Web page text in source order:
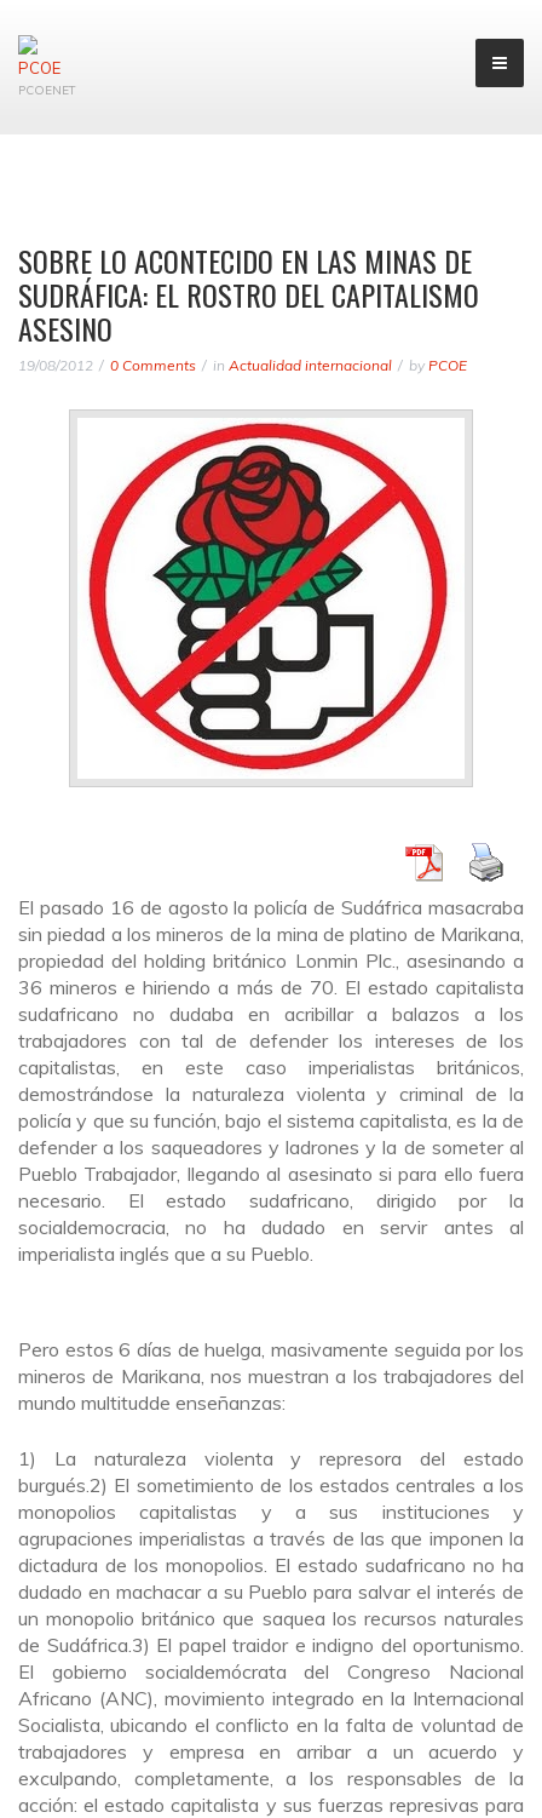
PCOENET
SOBRE LO ACONTECIDO EN LAS MINAS DE
SUDRÁFICA: EL ROSTRO DEL CAPITALISMO
ASESINO
19/08/2012 0 Comments in Actualidad internacional by PCOE
El pasado 16 de agosto la policía de Sudáfrica masacraba
sin piedad a los mineros de la mina de platino de Marikana,
propiedad del holding británico Lonmin Plc., asesinando a
36 mineros e hiriendo a más de 70. El estado capitalista
sudafricano no dudaba en acribillar a balazos a los
trabajadores con tal de defender los intereses de los
capitalistas, en este caso imperialistas británicos,
demostrándose la naturaleza violenta y criminal de la
policía y que su función, bajo el sistema capitalista, es la de
defender a los saqueadores y ladrones y la de someter al
Pueblo Trabajador, llegando al asesinato si para ello fuera
necesario. El estado sudafricano, dirigido por la
socialdemocracia, no ha dudado en servir antes al
imperialista inglés que a su Pueblo.
Pero estos 6 días de huelga, masivamente seguida por los
mineros de Marikana, nos muestran a los trabajadores del
mundo multitudde enseñanzas:
1) La naturaleza violenta y represora del estado
burgués.2) El sometimiento de los estados centrales a los
monopolios capitalistas y a sus instituciones y
agrupaciones imperialistas a través de las que imponen la
dictadura de los monopolios. El estado sudafricano no ha
dudado en machacar a su Pueblo para salvar el interés de
un monopolio británico que saquea los recursos naturales
de Sudáfrica.3) El papel traidor e indigno del oportunismo.
El gobierno socialdemócrata del Congreso Nacional
Africano (ANC), movimiento integrado en la Internacional
Socialista, ubicando el conflicto en la falta de voluntad de
trabajadores y empresa en arribar a un acuerdo y
exculpando, completamente, a los responsables de la
acción: el estado capitalista y sus fuerzas represivas para